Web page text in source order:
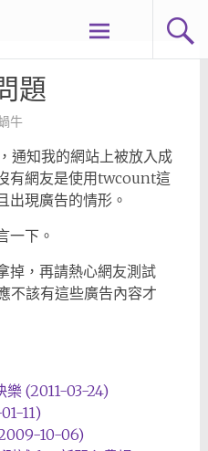
題
牛
通知我的網站上被放入成
有網友是使用twcount這
出現廣告的情形。
一下。
掉，再請熱心網友測試
不該有這些廣告內容才
樂 (2011-03-24)
11)
10-06)